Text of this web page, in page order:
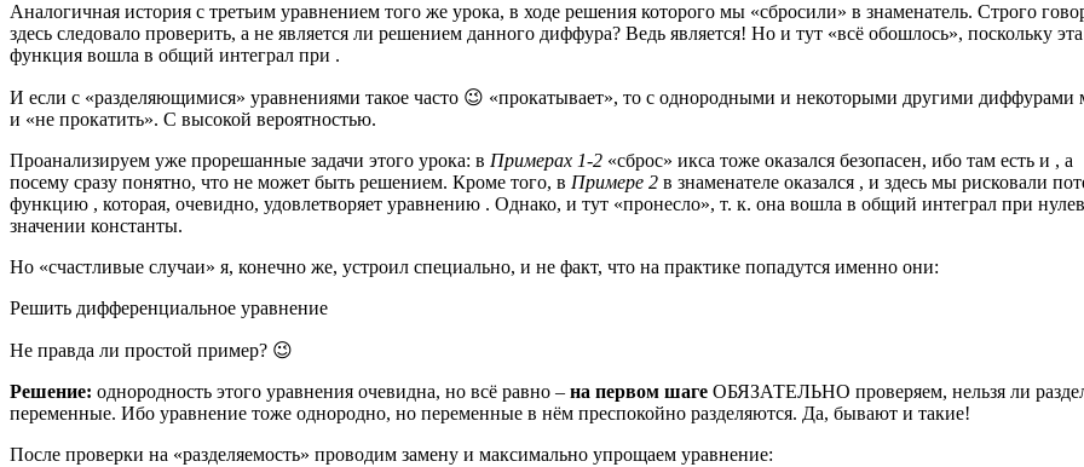
Аналогичная история с третьим уравнением того же урока, в ходе решения которого мы «сбросили» в знаменатель. Строго
здесь следовало проверить, а не является ли решением данного диффура? Ведь является! Но и тут «всё обошлось», поскольку эта
функция вошла в общий интеграл при .
И если с «разделяющимися» уравнениями такое часто 😉 «прокатывает», то с однородными и некоторыми другими диффурами
и «не прокатить». С высокой вероятностью.
Проанализируем уже прорешанные задачи этого урока: в Примерах 1-2 «сброс» икса тоже оказался безопасен, ибо там есть и , а
посему сразу понятно, что не может быть решением. Кроме того, в Примере 2 в знаменателе оказался , и здесь мы рисковали
функцию , которая, очевидно, удовлетворяет уравнению . Однако, и тут «пронесло», т. к. она вошла в общий интеграл при
значении константы.
Но «счастливые случаи» я, конечно же, устроил специально, и не факт, что на практике попадутся именно они:
Решить дифференциальное уравнение
Не правда ли простой пример? 😉
Решение: однородность этого уравнения очевидна, но всё равно – на первом шаге ОБЯЗАТЕЛЬНО проверяем, нельзя ли
переменные. Ибо уравнение тоже однородно, но переменные в нём преспокойно разделяются. Да, бывают и такие!
После проверки на «разделяемость» проводим замену и максимально упрощаем уравнение: